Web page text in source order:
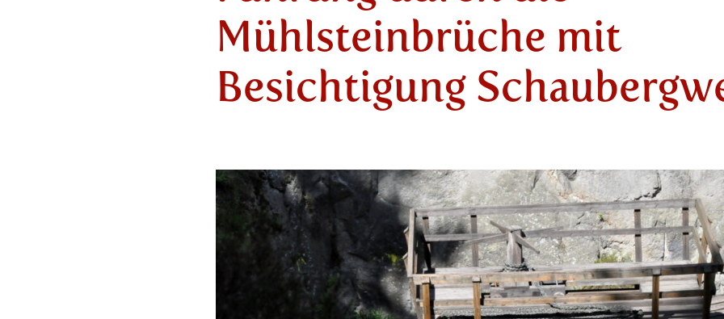
Mühlsteinbrüche mit
Besichtigung